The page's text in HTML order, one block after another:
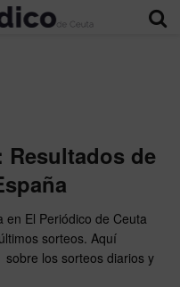
Resultados de
en El Periódico de Ceuta
sorteos. Aquí
los sorteos diarios y